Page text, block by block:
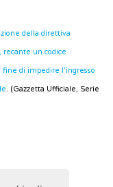
della direttiva
un codice
di impedire l'ingresso
. (Gazzetta Ufficiale, Serie